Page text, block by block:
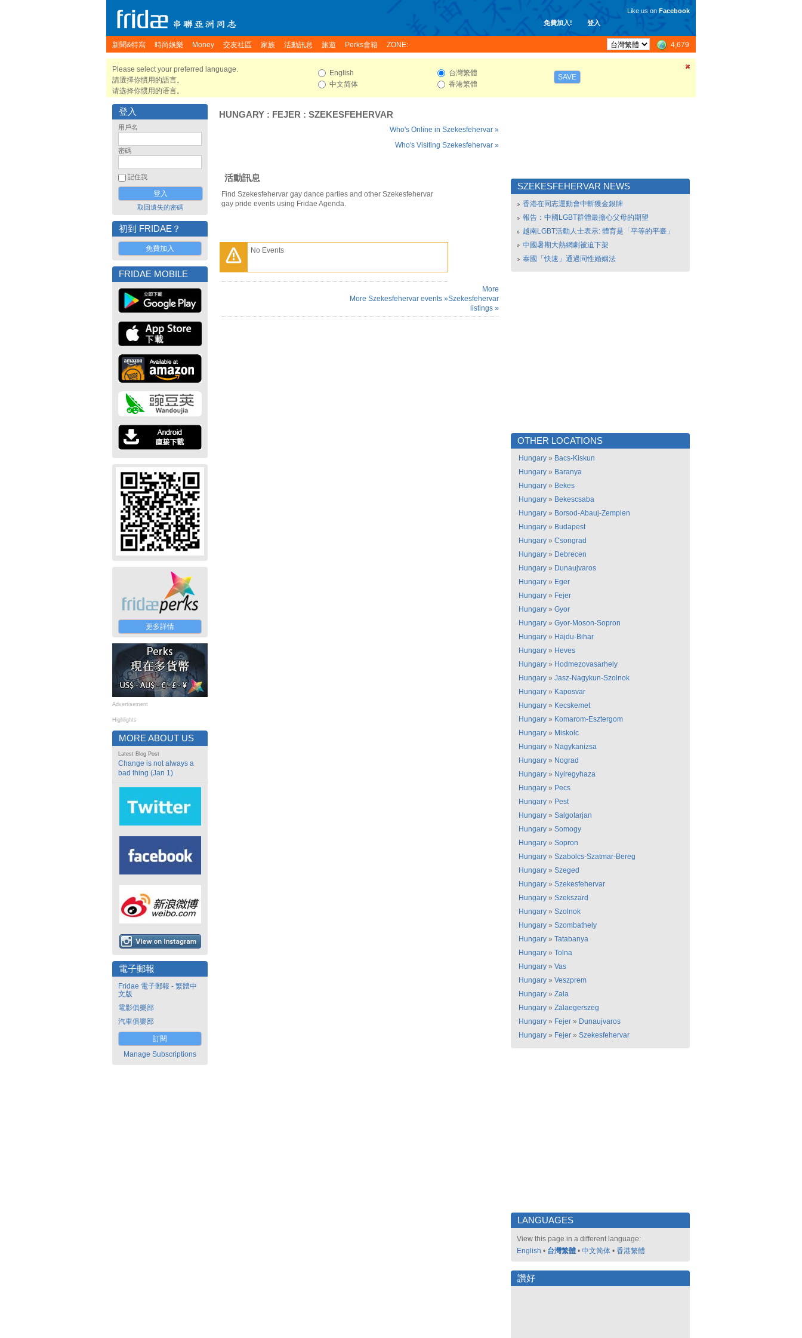
免費加入! 登入
Like us on Facebook
新聞&特寫 時尚娛樂 Money 交友社區 家族 活動訊息 旅遊 Perks會籍 ZONE: 4,679
Please select your preferred language.
請選擇你慣用的語言。
请选择你惯用的语言。
English
中文简体
台灣繁體
香港繁體
SAVE
登入
用戶名
密碼
記住我
取回遺失的密碼
初到 FRIDAE？
免費加入
FRIDAE MOBILE
更多詳情
Advertisement
Highlights
MORE ABOUT US
Latest Blog Post
Change is not always a
bad thing (Jan 1)
電子郵報
Fridae 電子郵報 - 繁體中
文版
電影俱樂部
汽車俱樂部
訂閱
Manage Subscriptions
HUNGARY : FEJER : SZEKESFEHERVAR
Who's Online in Szekesfehervar »
Who's Visiting Szekesfehervar »
活動訊息
Find Szekesfehervar gay dance parties and other Szekesfehervar
gay pride events using Fridae Agenda.
No Events
More Szekesfehervar events »
More
Szekesfehervar
listings »
SZEKESFEHERVAR NEWS
香港在同志運動會中斬獲金銀牌
報告：中國LGBT群體最擔心父母的期望
越南LGBT活動人士表示: 體育是「平等的平臺」
中國暑期大熱網劇被迫下架
泰國「快速」通過同性婚姻法
OTHER LOCATIONS
Hungary » Bacs-Kiskun
Hungary » Baranya
Hungary » Bekes
Hungary » Bekescsaba
Hungary » Borsod-Abauj-Zemplen
Hungary » Budapest
Hungary » Csongrad
Hungary » Debrecen
Hungary » Dunaujvaros
Hungary » Eger
Hungary » Fejer
Hungary » Gyor
Hungary » Gyor-Moson-Sopron
Hungary » Hajdu-Bihar
Hungary » Heves
Hungary » Hodmezovasarhely
Hungary » Jasz-Nagykun-Szolnok
Hungary » Kaposvar
Hungary » Kecskemet
Hungary » Komarom-Esztergom
Hungary » Miskolc
Hungary » Nagykanizsa
Hungary » Nograd
Hungary » Nyiregyhaza
Hungary » Pecs
Hungary » Pest
Hungary » Salgotarjan
Hungary » Somogy
Hungary » Sopron
Hungary » Szabolcs-Szatmar-Bereg
Hungary » Szeged
Hungary » Szekesfehervar
Hungary » Szekszard
Hungary » Szolnok
Hungary » Szombathely
Hungary » Tatabanya
Hungary » Tolna
Hungary » Vas
Hungary » Veszprem
Hungary » Zala
Hungary » Zalaegerszeg
Hungary » Fejer » Dunaujvaros
Hungary » Fejer » Szekesfehervar
LANGUAGES
View this page in a different language:
English • 台灣繁體 • 中文简体 • 香港繁體
讚好